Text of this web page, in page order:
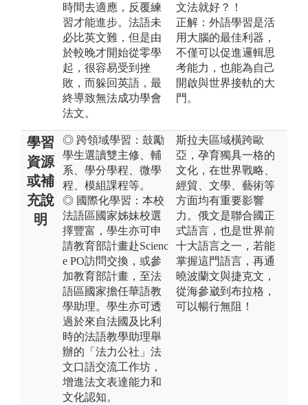
時間去適應，反覆練
習才能進步。法語未
必比英文難，但是由
於較晚才開始從零學
起，很容易受到挫
敗，而躲回英語，最
終導致無法成功學會
法文。
文法就好？！
正解：外語學習是活
用大腦的最佳利器，
不僅可以促進邏輯思
考能力，也能為自己
開啟與世界接軌的大
門。
學習
資源
或補
充說
明
◎ 跨領域學習：鼓勵
學生選讀雙主修、輔
系、學分學程、微學
程、模組課程等。
◎ 國際化學習：本校
法語區國家姊妹校選
擇豐富，學生亦可申
請教育部計畫赴Scienc
e PO訪問交換，或參
加教育部計畫，至法
語區國家擔任華語教
學助理。學生亦可透
過於來自法國及比利
時的法語教學助理舉
辦的「法力公社」法
文口語交流工作坊，
增進法文表達能力和
文化認知。
斯拉夫區域橫跨歐
亞，孕育獨具一格的
文化，在世界戰略、
經貿、文學、藝術等
方面均有重要影響
力。俄文是聯合國正
式語言，也是世界前
十大語言之一，若能
掌握這門語言，再通
曉波蘭文與捷克文，
從海參崴到布拉格，
可以暢行無阻！